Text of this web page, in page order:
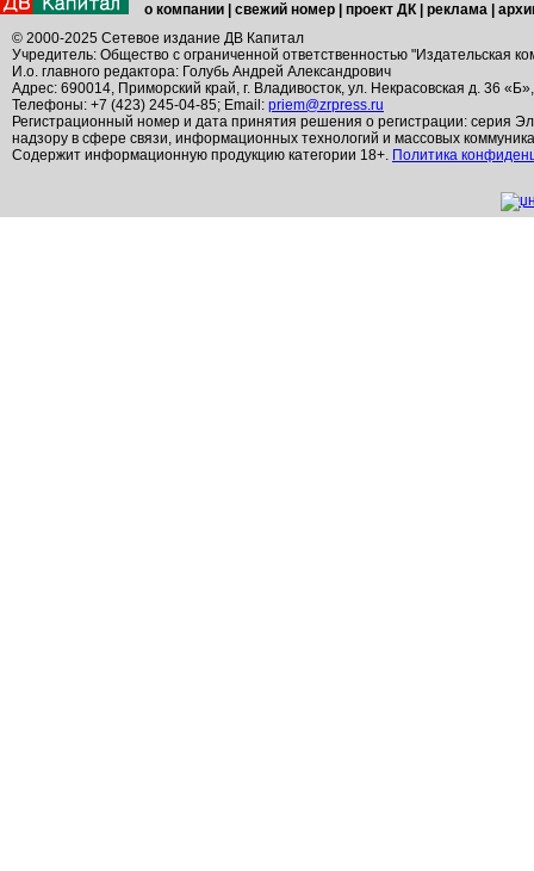
о компании свежий номер проект ДК реклама
© 2000-2025 Сетевое издание ДВ Капитал
Учредитель: Общество с ограниченной ответственностью "Издательская
И.о. главного редактора: Голубь Андрей Александрович
Адрес: 690014, Приморский край, г. Владивосток, ул. Некрасовская д. 36
Телефоны: +7 (423) 245-04-85; Email: priem@zrpress.ru
Регистрационный номер и дата принятия решения о регистрации: серия
надзору в сфере связи, информационных технологий и массовых
Содержит информационную продукцию категории 18+. Политика